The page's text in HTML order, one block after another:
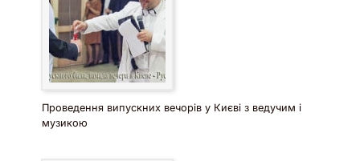
Проведення випускних вечорів у Києві з ведучим і
музикою